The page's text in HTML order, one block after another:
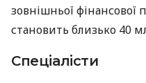
зовнішньої фінансової
становить близько 40
Спеціалісти